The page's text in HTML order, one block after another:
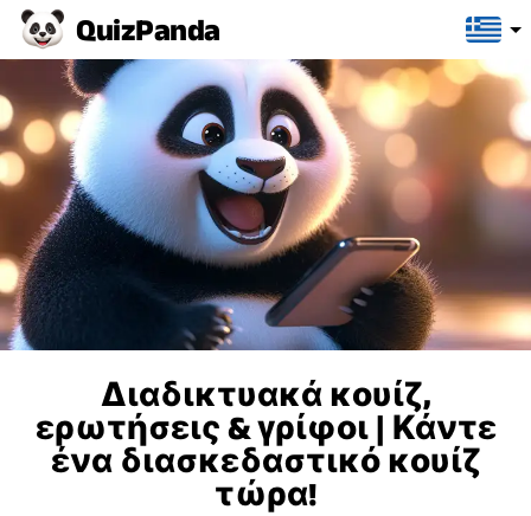
QuizPanda
Διαδικτυακά κουίζ,
ερωτήσεις & γρίφοι | Κάντε
ένα διασκεδαστικό κουίζ
τώρα!